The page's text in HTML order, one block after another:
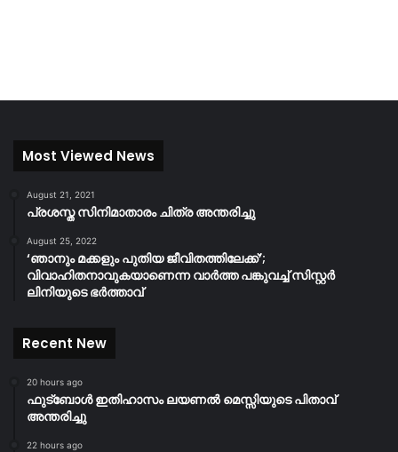
Most Viewed News
August 21, 2021
പ്രശസ്ത സിനിമാതാരം ചിത്ര അന്തരിച്ചു
August 25, 2022
‘ഞാനും മക്കളും പുതിയ ജീവിതത്തിലേക്ക്’;
വിവാഹിതനാവുകയാണെന്ന വാർത്ത പങ്കുവച്ച് സിസ്റ്റർ
ലിനിയുടെ ഭർത്താവ്
Recent New
20 hours ago
ഫുട്ബോൾ ഇതിഹാസം ലയണൽ മെസ്സിയുടെ പിതാവ്
അന്തരിച്ചു
22 hours ago